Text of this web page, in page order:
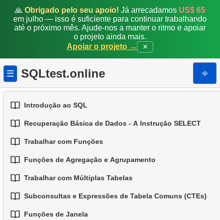
🙏 Obrigado pelo seu apoio! Já arrecadamos US$ 65
em julho — isso é suficiente para continuar trabalhando
até o próximo mês. Ajude-nos a manter o ritmo e apoiar
o projeto ainda mais.
Apoiar o projeto →
✕
☰ SQLtest.online ⎆
Introdução ao SQL
1.Introdução a Bases de Dados
Tipos de Bases de Dados
Recuperação Básica de Dados - A Instrução SELECT
1.Selecionando Dados de uma Tabela
Filtragem de Dados
Trabalhar com Funções
1.Funções SQL Integradas
Funções Comuns de String
Funções de Agregação e Agrupamento
1.Funções Básicas de Agregação
Agrupando Dados
Trabalhar com Múltiplas Tabelas
1.Fundamentos de JOINs em SQL
Subconsultas e Expressões de Tabela Comuns (CTEs)
1.Introdução às Subconsultas
Funções de Janela